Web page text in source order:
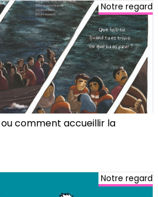
Notre regard
ou comment accueillir la
Notre regard